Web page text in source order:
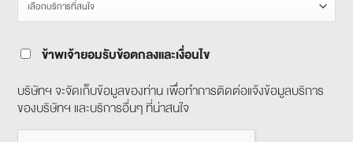
ข้าพเจ้ายอมรับข้อตกลงและเงื่อนไข
บริษัทฯ จะจัดเก็บข้อมูลของท่าน เพื่อทำการติดต่อแจ้งข้อมูลบริการ
ของบริษัทฯ และบริการอื่นๆ ที่น่าสนใจ